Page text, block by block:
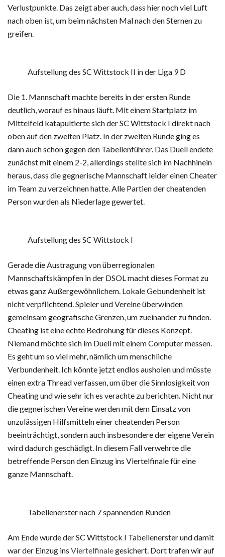
Verlustpunkte. Das zeigt aber auch, dass hier noch viel Luft
nach oben ist, um beim nächsten Mal nach den Sternen zu
greifen.
Aufstellung des SC Wittstock II in der Liga 9 D
Die 1. Mannschaft machte bereits in der ersten Runde
deutlich, worauf es hinaus läuft. Mit einem Startplatz im
Mittelfeld katapultierte sich der SC Wittstock I direkt nach
oben auf den zweiten Platz. In der zweiten Runde ging es
dann auch schon gegen den Tabellenführer. Das Duell endete
zunächst mit einem 2-2, allerdings stellte sich im Nachhinein
heraus, dass die gegnerische Mannschaft leider einen Cheater
im Team zu verzeichnen hatte. Alle Partien der cheatenden
Person wurden als Niederlage gewertet.
Aufstellung des SC Wittstock I
Gerade die Austragung von überregionalen
Mannschaftskämpfen in der DSOL macht dieses Format zu
etwas ganz Außergewöhnlichem. Lokale Gebundenheit ist
nicht verpflichtend. Spieler und Vereine überwinden
gemeinsam geografische Grenzen, um zueinander zu finden.
Cheating ist eine echte Bedrohung für dieses Konzept.
Niemand möchte sich im Duell mit einem Computer messen.
Es geht um so viel mehr, nämlich um menschliche
Verbundenheit. Ich könnte jetzt endlos ausholen und müsste
einen extra Thread verfassen, um über die Sinnlosigkeit von
Cheating und wie sehr ich es verachte zu berichten. Nicht nur
die gegnerischen Vereine werden mit dem Einsatz von
unzulässigen Hilfsmitteln einer cheatenden Person
beeinträchtigt, sondern auch insbesondere der eigene Verein
wird dadurch geschädigt. In diesem Fall verwehrte die
betreffende Person den Einzug ins Viertelfinale für eine
ganze Mannschaft.
Tabellenerster nach 7 spannenden Runden
Am Ende wurde der SC Wittstock I Tabellenerster und damit
war der Einzug ins Viertelfinalegesichert. Dort trafen wir auf